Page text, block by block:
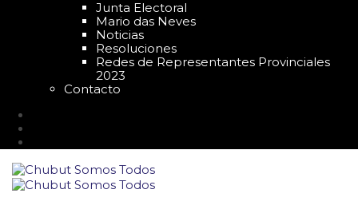
Junta Electoral
Mario das Neves
Noticias
Resoluciones
Redes de Representantes Provinciales
2023
Contacto